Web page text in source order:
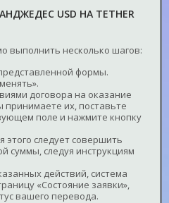
USD НА TETHER
выполнить несколько шагов:
формы.
договора на оказание
принимаете их, поставьте
поле и нажмите кнопку
этого следует совершить
суммы, следуя инструкциям
действий, система
«Состояние заявки»,
вашего перевода.